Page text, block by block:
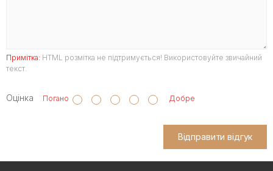
Примітка: HTML розмітка не підтримується! Використовуйте звичайний
текст.
Оцінка Погано Добре
Відправити відгук